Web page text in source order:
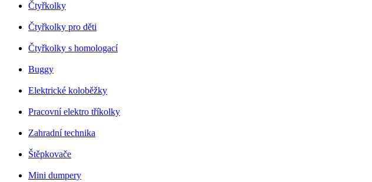
Čtyřkolky
Čtyřkolky pro děti
Čtyřkolky s homologací
Buggy
Elektrické koloběžky
Pracovní elektro tříkolky
Zahradní technika
Štěpkovače
Mini dumpery